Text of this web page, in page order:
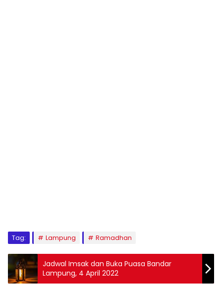
Tag: Lampung Ramadhan
Jadwal Imsak dan Buka Puasa Bandar
Lampung, 4 April 2022